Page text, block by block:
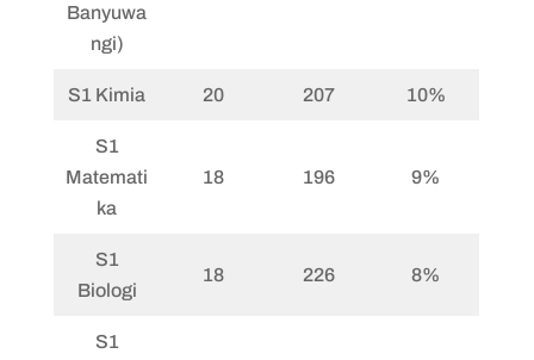
Banyuwa
ngi)
S1 Kimia 20 207 10%
S1
Matemati
ka
18 196 9%
S1
Biologi
18 226 8%
S1